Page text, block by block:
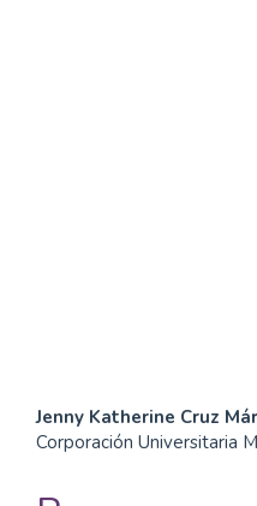
Contenido
principal
Jenny Katherine Cruz
Corporación Universitaria